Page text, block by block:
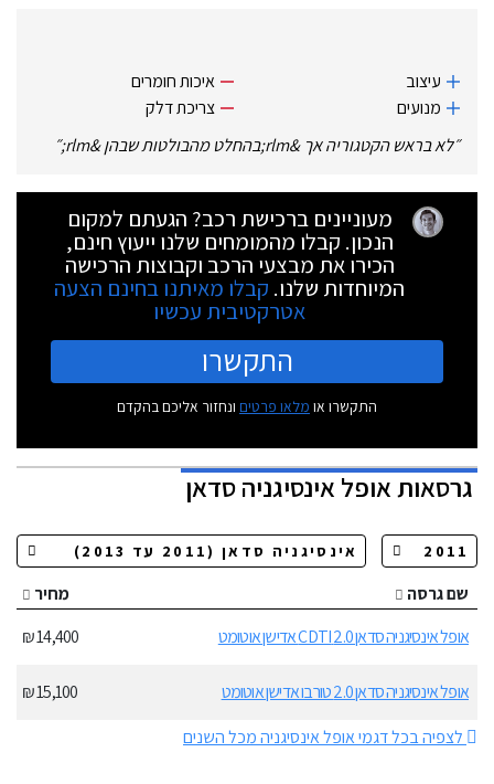
עיצוב
מנועים
איכות חומרים
צריכת דלק
״לא בראש הקטגוריה אך &rlm;בהחלט מהבולטות שבהן &rlm; ״
מעוניינים ברכישת רכב? הגעתם למקום
הנכון. קבלו מהמומחים שלנו ייעוץ חינם,
הכירו את מבצעי הרכב וקבוצות הרכישה
המיוחדות שלנו. קבלו מאיתנו בחינם הצעה
אטרקטיבית עכשיו
התקשרו
התקשרו או מלאו פרטים ונחזור אליכם בהקדם
גרסאותאופל אינסיגניה סדאן
שם גרסה
מחיר
אופל אינסיגניה סדאן 2.0 CDTI אדישן אוטומט
14,400 ₪
אופל אינסיגניה סדאן 2.0 טורבו אדישן אוטומט
15,100 ₪
לצפיה בכל דגמי אופל אינסיגניה מכל השנים